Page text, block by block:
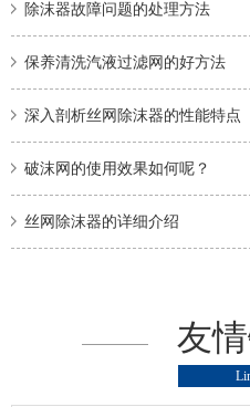
除沫器故障问题的处理方法
保养清洗汽液过滤网的好方法
深入剖析丝网除沫器的性能特点
破沫网的使用效果如何呢？
丝网除沫器的详细介绍
友